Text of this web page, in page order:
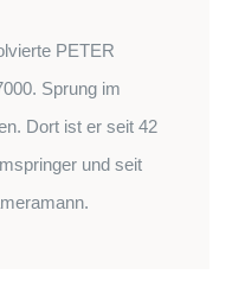
PETER
Sprung im
Dort ist er seit 42
und seit